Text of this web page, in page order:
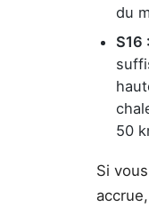
du
S16 :
50
Si